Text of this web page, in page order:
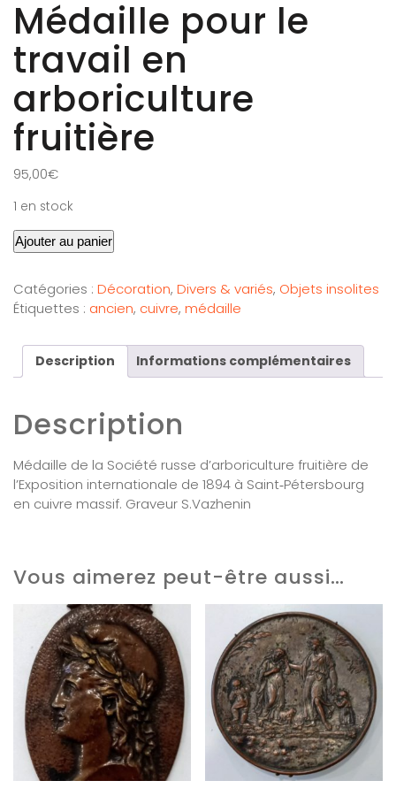
Médaille pour le
travail en
arboriculture
fruitière
95,00€
1 en stock
Ajouter au panier
Catégories : Décoration, Divers & variés, Objets insolites
Étiquettes : ancien, cuivre, médaille
Description Informations complémentaires
Description
Médaille de la Société russe d’arboriculture fruitière de
l’Exposition internationale de 1894 à Saint‑Pétersbourg
en cuivre massif. Graveur S.Vazhenin
Vous aimerez peut-être aussi…